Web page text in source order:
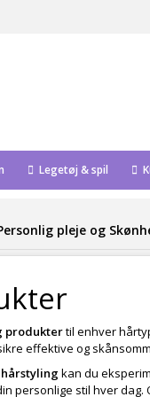
Legetøj & spil
pleje og
produktertil enhver
effektive og
hårstylingkan du
personlige stil hver